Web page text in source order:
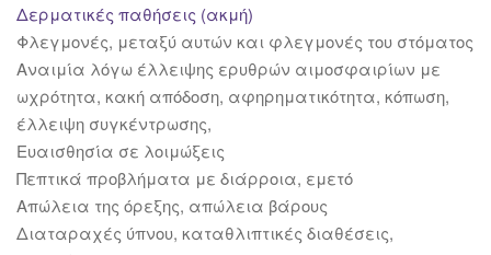
Δερματικές παθήσεις (ακμή)
Φλεγμονές, μεταξύ αυτών και φλεγμονές του στόματος
Αναιμία λόγω έλλειψης ερυθρών αιμοσφαιρίων με
ωχρότητα, κακή απόδοση, αφηρηματικότητα, κόπωση,
έλλειψη συγκέντρωσης,
Ευαισθησία σε λοιμώξεις
Πεπτικά προβλήματα με διάρροια, εμετό
Απώλεια της όρεξης, απώλεια βάρους
Διαταραχές ύπνου, καταθλιπτικές διαθέσεις,